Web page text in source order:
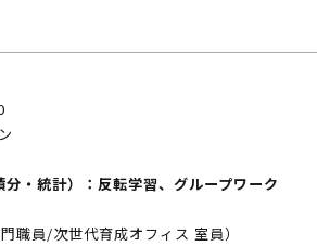
統計）：反転学習、グループワーク
職員/次世代育成オフィス 室員）